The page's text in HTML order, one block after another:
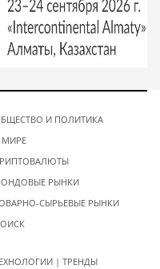
И ПОЛИТИКА
МИРЕ
РЫНКИ
СЫРЬЕВЫЕ РЫНКИ
| ТРЕНДЫ